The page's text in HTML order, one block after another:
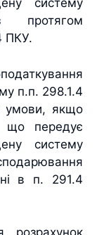
систему
протягом
ПКУ.
п.п. 298.1.4
умови, якщо
що передує
систему
в п. 291.4
розрахунок